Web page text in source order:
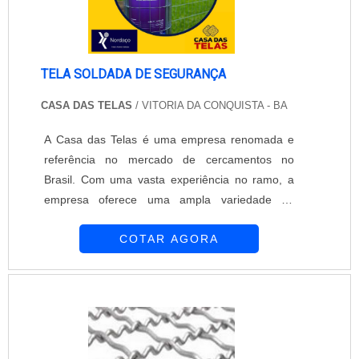
TELA SOLDADA DE SEGURANÇA
CASA DAS TELAS / VITORIA DA CONQUISTA - BA
A Casa das Telas é uma empresa renomada e
referência no mercado de cercamentos no
Brasil. Com uma vasta experiência no ramo, a
empresa oferece uma ampla variedade de
soldadas de segurança.As telas soldadas de
para proteger áreas residenciais, comerciais e
alta resistência, que são soldados entre si,
formando uma malha resistente e durável.Essas
COTAR AGORA